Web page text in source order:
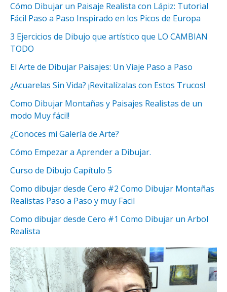
Cómo Dibujar un Paisaje Realista con Lápiz: Tutorial
Fácil Paso a Paso Inspirado en los Picos de Europa
3 Ejercicios de Dibujo que artístico que LO CAMBIAN
TODO
El Arte de Dibujar Paisajes: Un Viaje Paso a Paso
¿Acuarelas Sin Vida? ¡Revitalízalas con Estos Trucos!
Como Dibujar Montañas y Paisajes Realistas de un
modo Muy fácil!
¿Conoces mi Galería de Arte?
Cómo Empezar a Aprender a Dibujar.
Curso de Dibujo Capítulo 5
Como dibujar desde Cero #2 Como Dibujar Montañas
Realistas Paso a Paso y muy Facil
Como dibujar desde Cero #1 Como Dibujar un Arbol
Realista